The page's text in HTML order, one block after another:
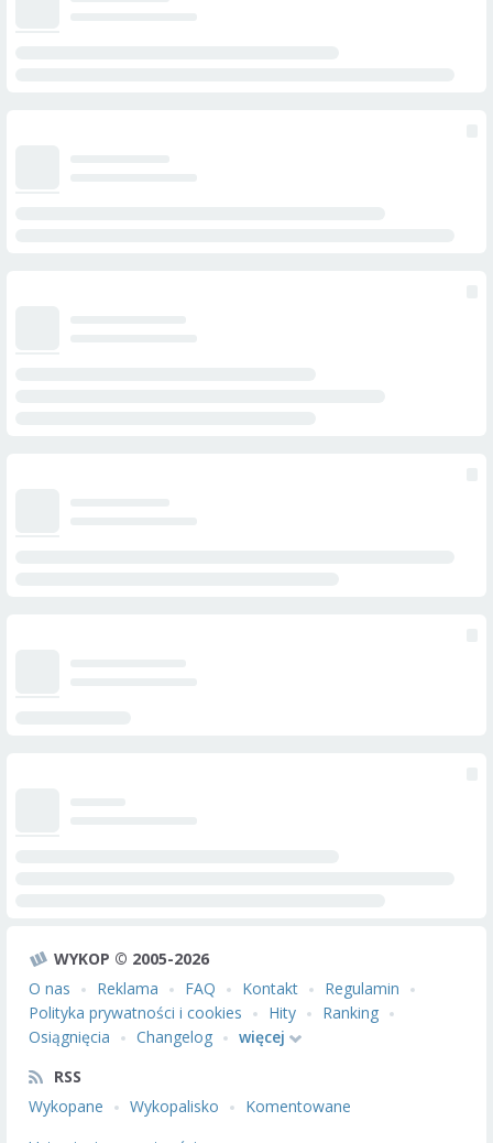
WYKOP © 2005-2026
O nas
Reklama FAQ Kontakt
Regulamin
Polityka prywatności i cookies
Hity
Ranking
Osiągnięcia
Changelog
więcej
RSS
Wykopane
Wykopalisko
Komentowane